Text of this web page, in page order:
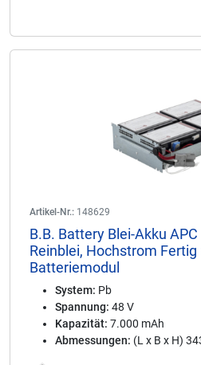
Artikel-Nr.: 148629
B.B. Battery Blei-Akku
Reinblei, Hochstrom
Batteriemodul
System: Pb
Spannung: 48 V
Kapazität: 7.000 mAh
Abmessungen: (L x B x H)